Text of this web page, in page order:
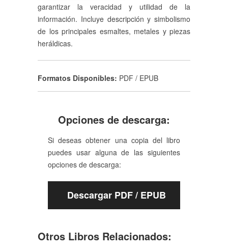
garantizar la veracidad y utilidad de la
información. Incluye descripción y simbolismo
de los principales esmaltes, metales y piezas
heráldicas.
Formatos Disponibles: PDF / EPUB
Opciones de descarga:
Si deseas obtener una copia del libro
puedes usar alguna de las siguientes
opciones de descarga:
Descargar PDF / EPUB
Otros Libros Relacionados: